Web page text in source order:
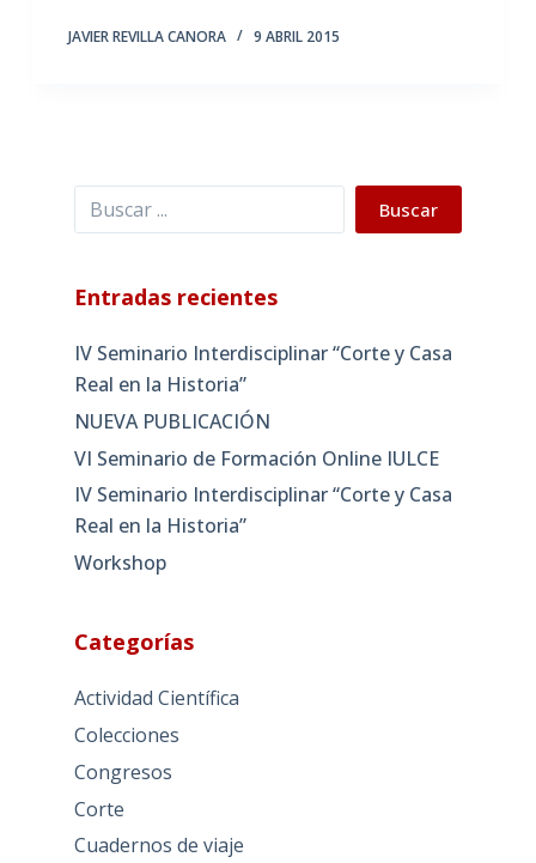
JAVIER REVILLA CANORA 9 ABRIL 2015
Buscar Buscar
Entradas recientes
IV Seminario Interdisciplinar “Corte y Casa
Real en la Historia”
NUEVA PUBLICACIÓN
VI Seminario de Formación Online IULCE
IV Seminario Interdisciplinar “Corte y Casa
Real en la Historia”
Workshop
Categorías
Actividad Científica
Colecciones
Congresos
Corte
Cuadernos de viaje